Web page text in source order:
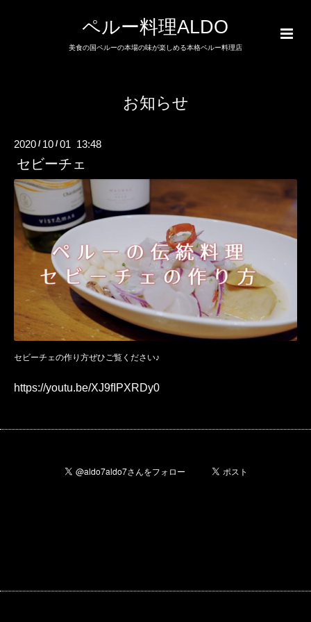
ペルー料理ALDO
美食の国ペルーの本場の味が楽しめる本格ペルー料理店
お知らせ
2020 / 10 /01 13:48
セビーチェ
セビーチェの作り方ぜひご覧ください♪
https://youtu.be/XJ9fIPXRDy0